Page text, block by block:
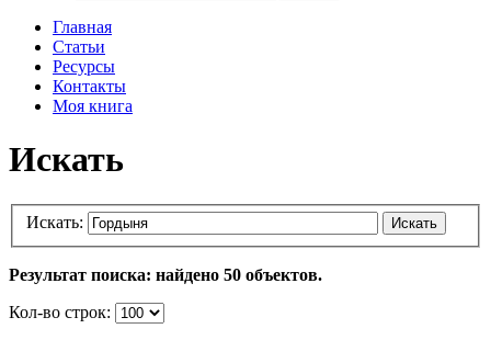
Главная
Статьи
Ресурсы
Контакты
Моя книга
Искать
Искать: Искать
Результат поиска: найдено 50 объектов.
Кол-во строк: